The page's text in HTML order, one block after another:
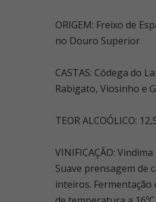
ORIGEM: Freixo de
no Douro Superior
CASTAS: Códega do
Rabigato, Viosinho e
TEOR ALCOÓLICO:
VINIFICAÇÃO:
Suave prensagem de
inteiros.